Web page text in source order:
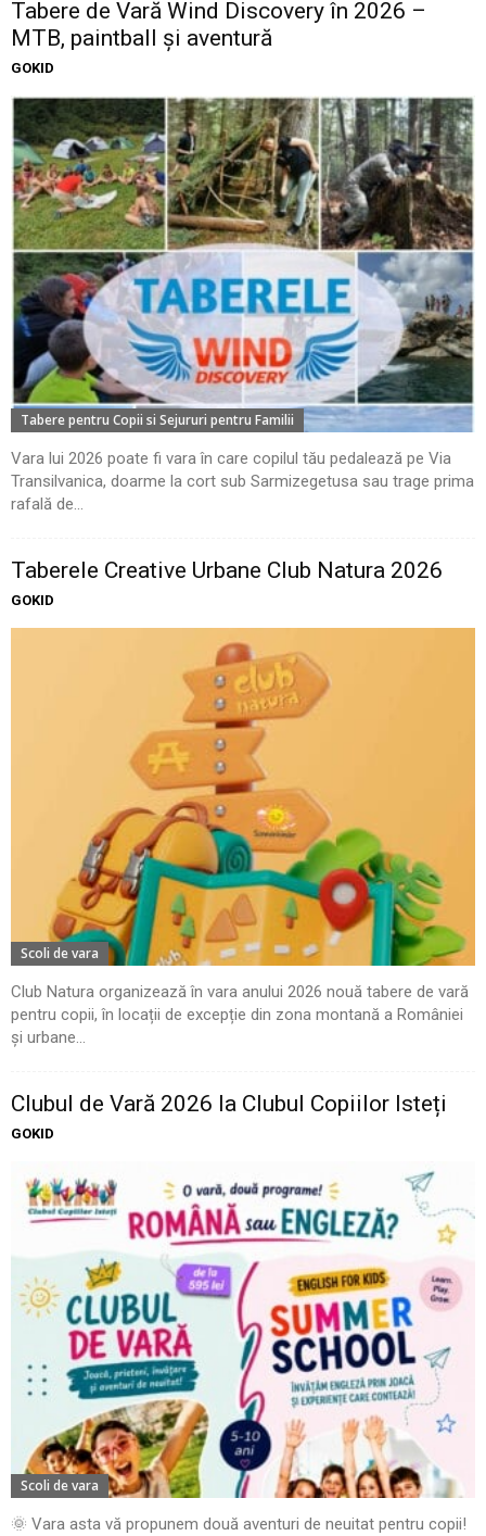
Tabere de Vară Wind Discovery în 2026 –
MTB, paintball și aventură
GOKID
Tabere pentru Copii si Sejururi pentru Familii
Vara lui 2026 poate fi vara în care copilul tău pedalează pe Via
Transilvanica, doarme la cort sub Sarmizegetusa sau trage prima
rafală de...
Taberele Creative Urbane Club Natura 2026
GOKID
Scoli de vara
Club Natura organizează în vara anului 2026 nouă tabere de vară
pentru copii, în locații de excepție din zona montană a României
și urbane...
Clubul de Vară 2026 la Clubul Copiilor Isteți
GOKID
Scoli de vara
🌞 Vara asta vă propunem două aventuri de neuitat pentru copii!